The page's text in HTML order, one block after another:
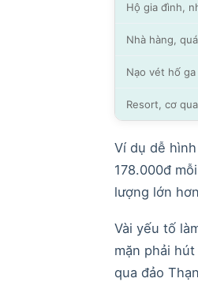
Hộ gia đình,
Nhà hàng,
Nạo vét hố ga
Resort, cơ
Ví dụ dễ
178.000đ
lượng lớn
Vài yếu tố
mặn phải
qua đảo